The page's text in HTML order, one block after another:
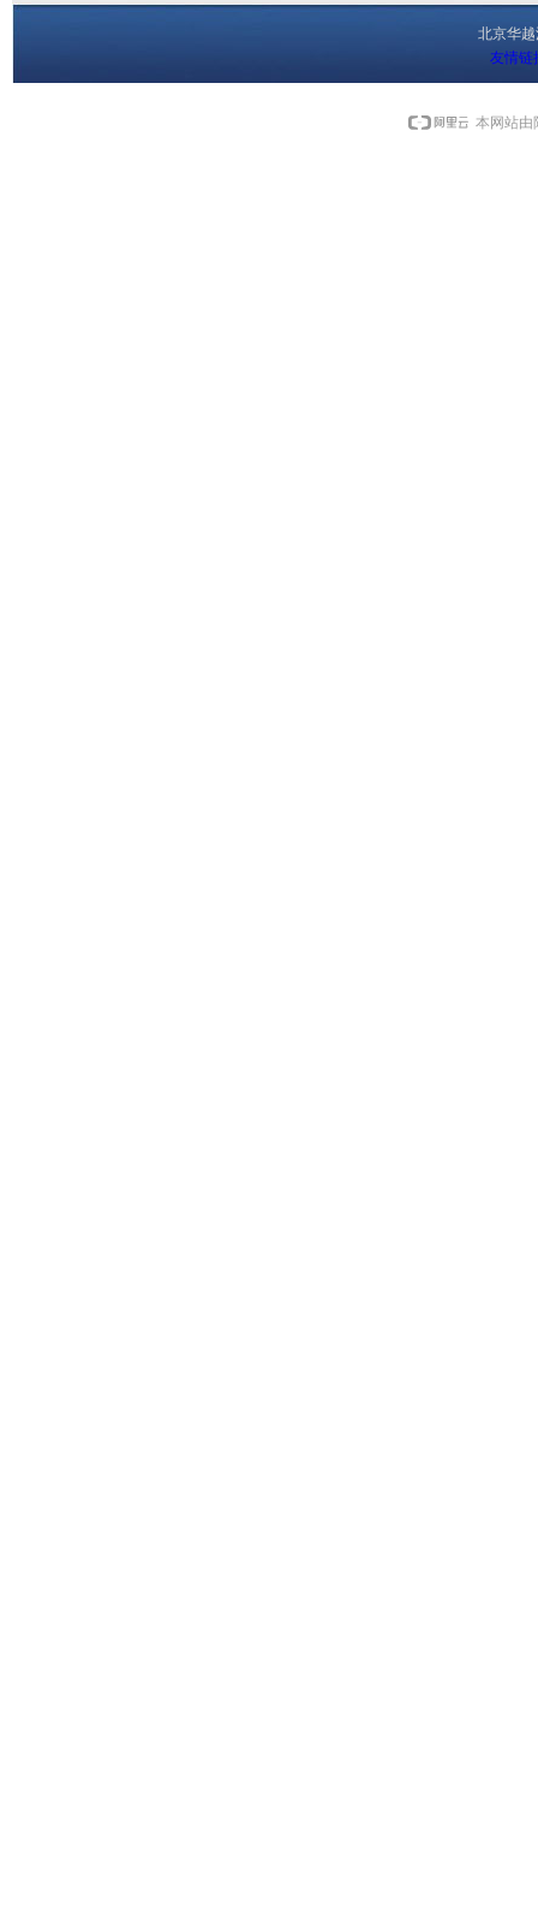
北京华
友情链
本网站由